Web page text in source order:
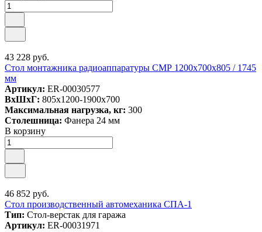
43 228 руб.
Стол монтажника радиоаппаратуры СМР 1200х700х805 / 1745
мм
Артикул: ER-00030577
ВxШxГ: 805x1200-1900x700
Максимальная нагрузка, кг: 300
Столешница: Фанера 24 мм
В корзину
46 852 руб.
Стол производственный автомеханика СПА-1
Тип: Стол-верстак для гаража
Артикул: ER-00031971